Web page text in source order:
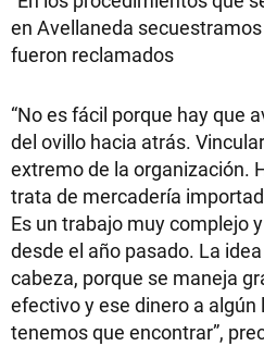
en Avellaneda
fueron reclamados
“No es fácil porque hay que
del ovillo hacia atrás.
extremo de la organización.
trata de mercadería
Es un trabajo muy complejo
desde el año pasado. La
cabeza, porque se maneja
efectivo y ese dinero a algún
tenemos que encontrar”,